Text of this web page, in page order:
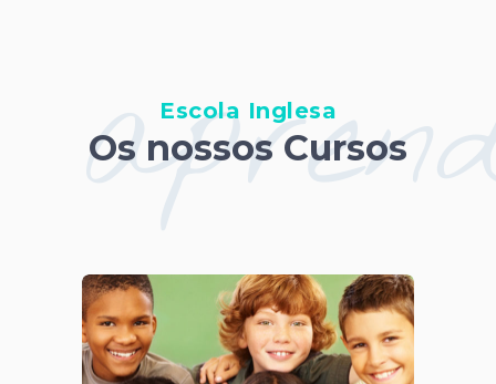
Escola Inglesa
Os nossos Cursos